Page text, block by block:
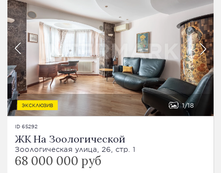
ЭКСКЛЮЗИВ 1 18
ID 65292
ЖК На Зоологической
Зоологическая улица, 26, стр. 1
68 000 000 руб